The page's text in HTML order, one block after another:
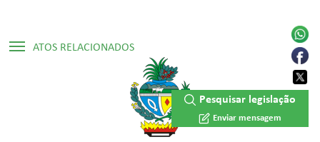
ATOS RELACIONADOS
▷ Lei Ordinária Nº 18.025/2013
Pesquisar legislação
Enviar mensagem